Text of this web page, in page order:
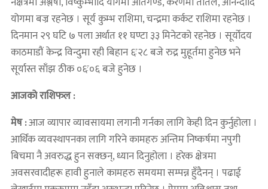
योगमा बज्र रहनेछ । सूर्य कुम्भ राशिमा, चन्द्रमा कर्कट राशिमा रहनेछ ।
दिनमान २९ घटि ७ पला अर्थात ११ घण्टा ३३ मिनेटको रहनेछ । सूर्योदय
काठमाडौं केन्द्र विन्दुमा रही बिहान ६ः२८ बजे रुद्र मुहूर्तमा हुनेछ भने
सूर्यास्त साँझ ठीक ०६ः०६ बजे हुनेछ ।
आजको राशिफल :
मेष :आज व्यापार व्यावसायमा लगानी गर्नका लागि केही दिन कुर्नुहोला ।
आर्थिक व्यवस्थापनका लागि गरिने कामहरु अन्तिम निष्कर्षमा नपुगी
बिचमा नै अवरुद्ध हुन सक्छन्, ध्यान दिनुहोला । हरेक क्षेत्रमा
अवसरवादीहरू हावी हुनाले कामहरु समयमा सम्पन्न हुँदैनन् । पढाई